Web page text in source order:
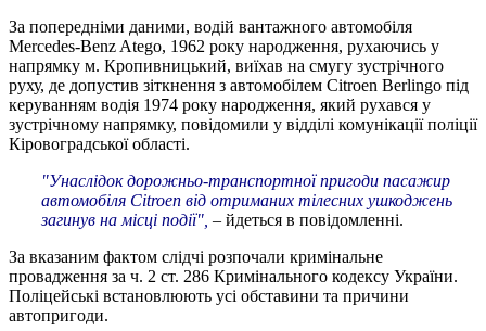
За попередніми даними, водій вантажного автомобіля
Mercedes-Benz Atego, 1962 року народження, рухаючись у
напрямку м. Кропивницький, виїхав на смугу зустрічного
руху, де допустив зіткнення з автомобілем Citroen Berlingo під
керуванням водія 1974 року народження, який рухався у
зустрічному напрямку, повідомили у відділі комунікації поліції
Кіровоградської області.
"Унаслідок дорожньо-транспортної пригоди пасажир
автомобіля Citroen від отриманих тілесних ушкоджень
загинув на місці події", – йдеться в повідомленні.
За вказаним фактом слідчі розпочали кримінальне
провадження за ч. 2 ст. 286 Кримінального кодексу України.
Поліцейські встановлюють усі обставини та причини
автопригоди.